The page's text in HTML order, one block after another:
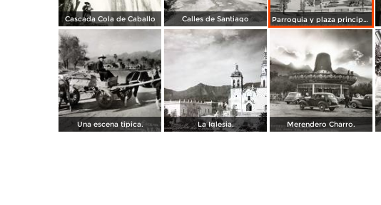
Cascada Cola de Caballo Calles de Santiago Parroquia y plaza principal de Santiago
Una escena tipica. La Iglesia. Merendero Charro.